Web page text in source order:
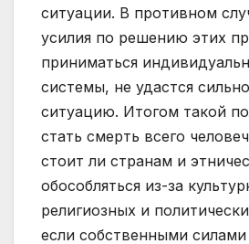
ситуации. В противном
усилия по решению этих
приниматься
системы, не удастся
ситуацию. Итогом такой
стать смерть всего
стоит ли странам и
обособляться из-за
религиозных и
если собственными